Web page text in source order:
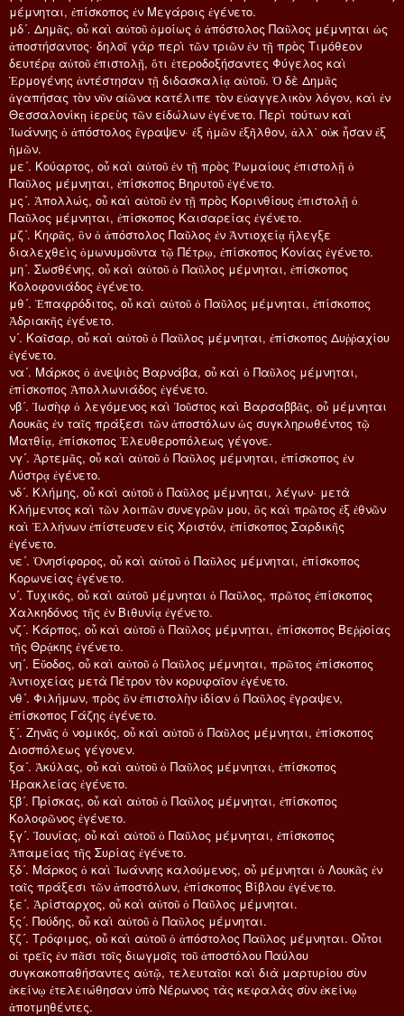
μέμνηται, ἐπίσκοπος ἐν Μεγάροις ἐγένετο.
μδ´. Δημᾶς, οὗ καὶ αὐτοῦ ὁμοίως ὁ ἀπόστολος Παῦλος μέμνηται ὡς
ἀποστήσαντος· δηλοῖ γὰρ περὶ τῶν τριῶν ἐν τῇ πρὸς Τιμόθεον
δευτέρᾳ αὐτοῦ ἐπιστολῇ, ὅτι ἑτεροδοξήσαντες Φύγελος καὶ
Ἑρμογένης ἀντέστησαν τῇ διδασκαλίᾳ αὐτοῦ. Ὁ δὲ Δημᾶς
ἀγαπήσας τὸν νῦν αἰῶνα κατέλιπε τὸν εὐαγγελικὸν λόγον, καὶ ἐν
Θεσσαλονίκῃ ἱερεὺς τῶν εἰδώλων ἐγένετο. Περὶ τούτων καὶ
Ἰωάννης ὁ ἀπόστολος ἔγραψεν· ἐξ ἡμῶν ἐξῆλθον, ἀλλ᾿ οὐκ ἦσαν ἐξ
ἡμῶν.
με´. Κούαρτος, οὗ καὶ αὐτοῦ ἐν τῇ πρὸς Ῥωμαίους ἐπιστολῇ ὁ
Παῦλος μέμνηται, ἐπίσκοπος Βηρυτοῦ ἐγένετο.
μς´. Ἀπολλώς, οὗ καὶ αὐτοῦ ἐν τῇ πρὸς Κορινθίους ἐπιστολῇ ὁ
Παῦλος μέμνηται, ἐπίσκοπος Καισαρείας ἐγένετο.
μζ´. Κηφᾶς, ὃν ὁ ἀπόστολος Παῦλος ἐν Ἀντιοχείᾳ ἤλεγξε
διαλεχθεὶς ὁμωνυμοῦντα τῷ Πέτρῳ, ἐπίσκοπος Κονίας ἐγένετο.
μη´. Σωσθένης, οὗ καὶ αὐτοῦ ὁ Παῦλος μέμνηται, ἐπίσκοπος
Κολοφονιάδος ἐγένετο.
μθ´. Ἐπαφρόδιτος, οὗ καὶ αὐτοῦ ὁ Παῦλος μέμνηται, ἐπίσκοπος
Ἀδριακῆς ἐγένετο.
ν´. Καῖσαρ, οὗ καὶ αὐτοῦ ὁ Παῦλος μέμνηται, ἐπίσκοπος Δυῤῥαχίου
ἐγένετο.
να´. Μάρκος ὁ ἀνεψιὸς Βαρνάβα, οὗ καὶ ὁ Παῦλος μέμνηται,
ἐπίσκοπος Ἀπολλωνιάδος ἐγένετο.
νβ´. Ἰωσὴφ ὁ λεγόμενος καὶ Ἰοῦστος καὶ Βαρσαββᾶς, οὗ μέμνηται
Λουκᾶς ἐν ταῖς πράξεσι τῶν ἀποστόλων ὡς συγκληρωθέντος τῷ
Ματθίᾳ, ἐπίσκοπος Ἐλευθεροπόλεως γέγονε.
νγ´. Ἀρτεμᾶς, οὗ καὶ αὐτοῦ ὁ Παῦλος μέμνηται, ἐπίσκοπος ἐν
Λύστρᾳ ἐγένετο.
νδ´. Κλήμης, οὗ καὶ αὐτοῦ ὁ Παῦλος μέμνηται, λέγων· μετὰ
Κλήμεντος καὶ τῶν λοιπῶν συνεγρῶν μου, ὃς καὶ πρῶτος ἐξ ἐθνῶν
καὶ Ἑλλήνων ἐπίστευσεν εἰς Χριστόν, ἐπίσκοπος Σαρδικῆς
ἐγένετο.
νε´. Ὀνησίφορος, οὗ καὶ αὐτοῦ ὁ Παῦλος μέμνηται, ἐπίσκοπος
Κορωνείας ἐγένετο.
ν´. Τυχικός, οὗ καὶ αὐτοῦ μέμνηται ὁ Παῦλος, πρῶτος ἐπίσκοπος
Χαλκηδόνος τῆς ἐν Βιθυνίᾳ ἐγένετο.
νζ´. Κάρπος, οὗ καὶ αὐτοῦ ὁ Παῦλος μέμνηται, ἐπίσκοπος Βεῤῥοίας
τῆς Θρᾴκης ἐγένετο.
νη´. Εὔοδος, οὗ καὶ αὐτοῦ ὁ Παῦλος μέμνηται, πρῶτος ἐπίσκοπος
Ἀντιοχείας μετὰ Πέτρον τὸν κορυφαῖον ἐγένετο.
νθ´. Φιλήμων, πρὸς ὃν ἐπιστολὴν ἰδίαν ὁ Παῦλος ἔγραψεν,
ἐπίσκοπος Γάζης ἐγένετο.
ξ´. Ζηνᾶς ὁ νομικός, οὗ καὶ αὐτοῦ ὁ Παῦλος μέμνηται, ἐπίσκοπος
Διοσπόλεως γέγονεν.
ξα´. Ἀκύλας, οὗ καὶ αὐτοῦ ὁ Παῦλος μέμνηται, ἐπίσκοπος
Ἡρακλείας ἐγένετο.
ξβ´. Πρίσκας, οὗ καὶ αὐτοῦ ὁ Παῦλος μέμνηται, ἐπίσκοπος
Κολοφῶνος ἐγένετο.
ξγ´. Ἰουνίας, οὗ καὶ αὐτοῦ ὁ Παῦλος μέμνηται, ἐπίσκοπος
Ἀπαμείας τῆς Συρίας ἐγένετο.
ξδ´. Μάρκος ὁ καὶ Ἰωάννης καλούμενος, οὗ μέμνηται ὁ Λουκᾶς ἐν
ταῖς πράξεσι τῶν ἀποστόλων, ἐπίσκοπος Βίβλου ἐγένετο.
ξε´. Ἀρίσταρχος, οὗ καὶ αὐτοῦ ὁ Παῦλος μέμνηται.
ξς´. Πούδης, οὗ καὶ αὐτοῦ ὁ Παῦλος μέμνηται.
ξζ´. Τρόφιμος, οὗ καὶ αὐτοῦ ὁ ἀπόστολος Παῦλος μέμνηται. Οὗτοι
οἱ τρεῖς ἐν πᾶσι τοῖς διωγμοῖς τοῦ ἀποστόλου Παύλου
συγκακοπαθήσαντες αὐτῷ, τελευταῖοι καὶ διὰ μαρτυρίου σὺν
ἐκείνῳ ἐτελειώθησαν ὑπὸ Νέρωνος τὰς κεφαλὰς σὺν ἐκείνῳ
ἀποτμηθέντες.